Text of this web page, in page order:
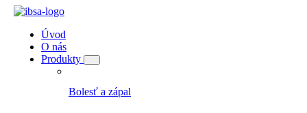
Úvod
O nás
Produkty
Bolesť a zápal